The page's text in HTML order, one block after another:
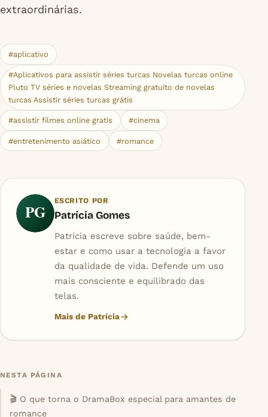
extraordinárias.
#aplicativo
#Aplicativos para assistir séries turcas Novelas turcas online
Pluto TV séries e novelas Streaming gratuito de novelas
turcas Assistir séries turcas grátis
#assistir filmes online gratis #cinema
#entretenimento asiático #romance
PG
ESCRITO POR
Patrícia Gomes
Patrícia escreve sobre saúde, bem-
estar e como usar a tecnologia a favor
da qualidade de vida. Defende um uso
mais consciente e equilibrado das
telas.
Mais de Patrícia
NESTA PÁGINA
🎬 O que torna o DramaBox especial para amantes de
romance